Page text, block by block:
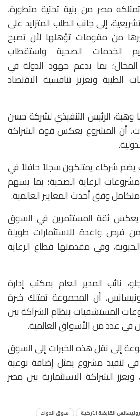
مصر من بنية تحتية متطورة،
إلى جانب الطلب المتزايد على
من مقومات تؤهلها لأن تصبح
الخدمات الصحية واستقطاب
بما يدعم جهود الدولة في
الطبية وتعزيز تنافسية الاقتصاد
وهبة، الرئيس التنفيذي لشركة حسن
أن المشروع يعكس قوة الشراكة
يضم شركاء يمتلكون سجلاً حافلاً في
الرعاية الصحية؛ بما يسهم
وفق أحدث المعايير العالمية.
ثقة المستثمرين في السوق
فرص واعدة للاستثمارات طويلة
وفي مقدمتها قطاع الرعاية
نائب المدير العام بمكتب إدارة
أن المجموعة تمتلك خبرة
المستشفيات بنظام الشراكة بين
في عدد من الأسواق العالمية.
إلى نقل هذه الخبرات إلى السوق
تنفيذ مشروع يمثل إضافة نوعية
ويعزز الشراكة الاستثمارية بين مصر
القابضة التركية سوق الدواء